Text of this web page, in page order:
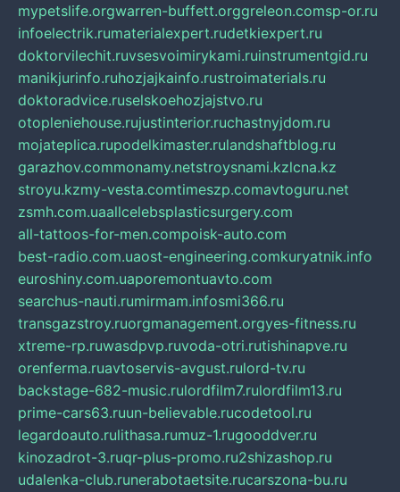
mypetslife.orgwarren-buffett.orggreleon.comsp-or.ru
infoelectrik.rumaterialexpert.rudetkiexpert.ru
doktorvilechit.ruvsesvoimirykami.ruinstrumentgid.ru
manikjurinfo.ruhozjajkainfo.rustroimaterials.ru
doktoradvice.ruselskoehozjajstvo.ru
otopleniehouse.rujustinterior.ruchastnyjdom.ru
mojateplica.rupodelkimaster.rulandshaftblog.ru
garazhov.commonamy.netstroysnami.kzlcna.kz
stroyu.kzmy-vesta.comtimeszp.comavtoguru.net
zsmh.com.uaallcelebsplasticsurgery.com
all-tattoos-for-men.compoisk-auto.com
best-radio.com.uaost-engineering.comkuryatnik.info
euroshiny.com.uaporemontuavto.com
searchus-nauti.rumirmam.infosmi366.ru
transgazstroy.ruorgmanagement.orgyes-fitness.ru
xtreme-rp.ruwasdpvp.ruvoda-otri.rutishinapve.ru
orenferma.ruavtoservis-avgust.rulord-tv.ru
backstage-682-music.rulordfilm7.rulordfilm13.ru
prime-cars63.ruun-believable.rucodetool.ru
legardoauto.rulithasa.rumuz-1.rugooddver.ru
kinozadrot-3.ruqr-plus-promo.ru2shizashop.ru
udalenka-club.runerabotaetsite.rucarszona-bu.ru